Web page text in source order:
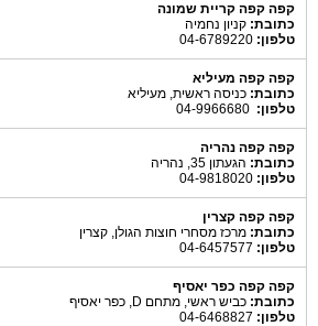
קפה קפה קריית שמונה
כתובת: קניון נחמיה
טלפון:
קפה קפה מעיליא
כתובת: כניסה ראשית, מעיליא
טלפון:
קפה קפה נהריה
כתובת: הגעתון 35, נהריה
טלפון:
קפה קפה קצרין
כתובת: מרכז מסחרי חוצות הגולן, קצרין
טלפון:
קפה קפה כפר יאסיף
כתובת: כביש ראשי, מתחם D, כפר יאסיף
טלפון: